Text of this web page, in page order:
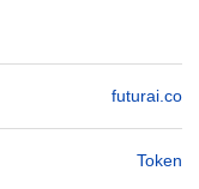
futurai.co
Token